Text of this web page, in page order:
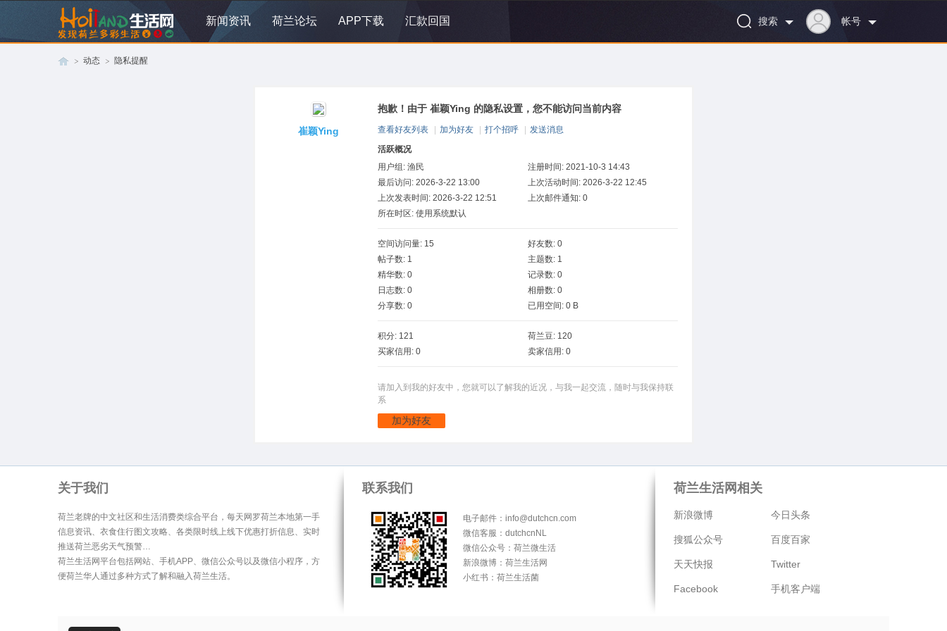
新闻资讯 荷兰论坛 APP下载 汇款回国 帐号
搜索
活
动态 隐私提醒
崔颖Ying
抱歉！由于 崔颖Ying 的隐私设置，您不能访问当前内容
查看好友列表 加为好友 打个招呼
发送消息
活跃概况
用户组: 渔民
注册时间: 2021-10-3 14:43
最后访问: 2026-3-22 13:00
上次活动时间: 2026-3-22 12:45
上次发表时间: 2026-3-22 12:51
上次邮件通知: 0
所在时区: 使用系统默认
空间访问量: 15
好友数: 0
帖子数: 1
主题数: 1
精华数: 0
记录数: 0
日志数: 0
相册数: 0
分享数: 0
已用空间: 0 B
积分: 121
荷兰豆: 120
买家信用: 0
卖家信用: 0
请加入到我的好友中，您就可以了解我的近况，与我一起交流，随时与我保持联
系
加为好友
关于我们
荷兰老牌的中文社区和生活消费类综合平台，每天网罗荷兰本地第一手
信息资讯、衣食住行图文攻略、各类限时线上线下优惠打折信息、实时
推送荷兰恶劣天气预警…
荷兰生活网平台包括网站、手机APP、微信公众号以及微信小程序，方
便荷兰华人通过多种方式了解和融入荷兰生活。
联系我们
电子邮件：info@dutchcn.com
微信客服：dutchcnNL
微信公众号：荷兰微生活
新浪微博：荷兰生活网
小红书：荷兰生活菌
荷兰生活网相关
新浪微博 今日头条
搜狐公众号 百度百家
天天快报 Twitter
Facebook 手机客户端